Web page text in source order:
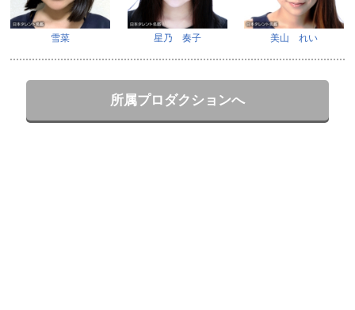
雪菜 星乃 奏子 美山 れい
所属プロダクションへ